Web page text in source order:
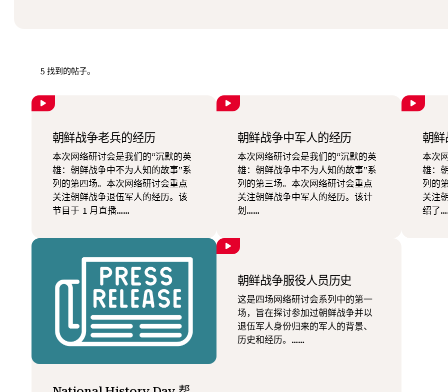
5 找到的帖子。
朝鲜战争老兵的经历
本次网络研讨会是我们的“沉默的英
雄：朝鲜战争中不为人知的故事”系
列的第四场。本次网络研讨会重点
关注朝鲜战争退伍军人的经历。该
节目于 1 月直播……
朝鲜战争中军人的经历
本次网络研讨会是我们的“沉默的英
雄：朝鲜战争中不为人知的故事”系
列的第三场。本次网络研讨会重点
关注朝鲜战争中军人的经历。该计
划……
朝
本次
雄：
列的
关注
绍了
朝鲜战争服役人员历史
这是四场网络研讨会系列中的第一
场，旨在探讨参加过朝鲜战争并以
退伍军人身份归来的军人的背景、
历史和经历。……